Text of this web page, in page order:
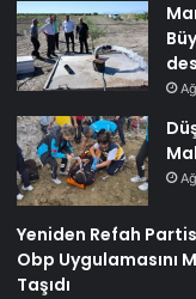
Yeniden Refah
Obp Uygulamasını
Taşıdı